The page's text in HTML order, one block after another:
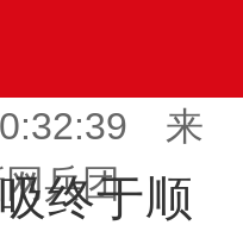
来
兵团
终于顺